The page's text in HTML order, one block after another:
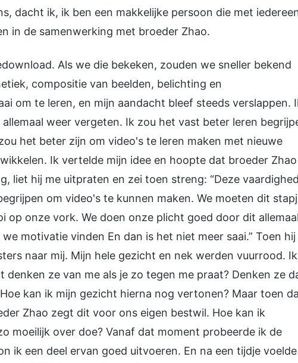
dacht ik, ik ben een makkelijke persoon die met
in de samenwerking met broeder Zhao.
Als we die bekeken, zouden we sneller bekend
compositie van beelden, belichting en
om te leren, en mijn aandacht bleef steeds verslappen.
weer vergeten. Ik zou het vast beter leren
het beter zijn om video's te leren maken met nieuwe
Ik vertelde mijn idee en hoopte dat broeder
liet hij me uitpraten en zei toen streng: “Deze
om video's te kunnen maken. We moeten dit
op onze vork. We doen onze plicht goed door dit
motivatie vinden En dan is het niet meer saai.” Toen
naar mij. Mijn hele gezicht en nek werden vuurrood. Ik
ze van me als je zo tegen me praat? Denken ze
kan ik mijn gezicht hierna nog vertonen? Maar toen
Zhao zegt dit voor ons eigen bestwil. Hoe kan ik
moeilijk over doe? Vanaf dat moment probeerde ik de
ik een deel ervan goed uitvoeren. En na een tijdje